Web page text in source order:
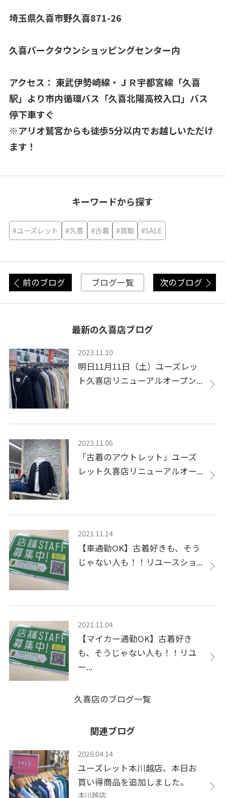
埼玉県久喜市野久喜871-26
久喜パークタウンショッピングセンター内
アクセス： 東武伊勢崎線・ＪＲ宇都宮線「久喜
駅」より市内循環バス「久喜北陽高校入口」バス
停下車すぐ
※アリオ鷲宮からも徒歩5分以内でお越しいただけ
ます！
キーワードから探す
#ユーズレット #久喜 #古着 #買取 #SALE
前のブログ ブログ一覧 次のブログ
最新の久喜店ブログ
2023.11.10
明日11月11日（土）ユーズレッ
ト久喜店リニューアルオープン...
2023.11.06
「古着のアウトレット」ユーズ
レット久喜店リニューアルオー...
2021.11.14
【車通勤OK】古着好きも、そう
じゃない人も！！リユースショ...
2021.11.04
【マイカー通勤OK】古着好き
も、そうじゃない人も！！リユ
ー...
久喜店のブログ一覧
関連ブログ
2026.04.14
ユーズレット本川越店、本日お
買い得商品を追加しました。
本川越店